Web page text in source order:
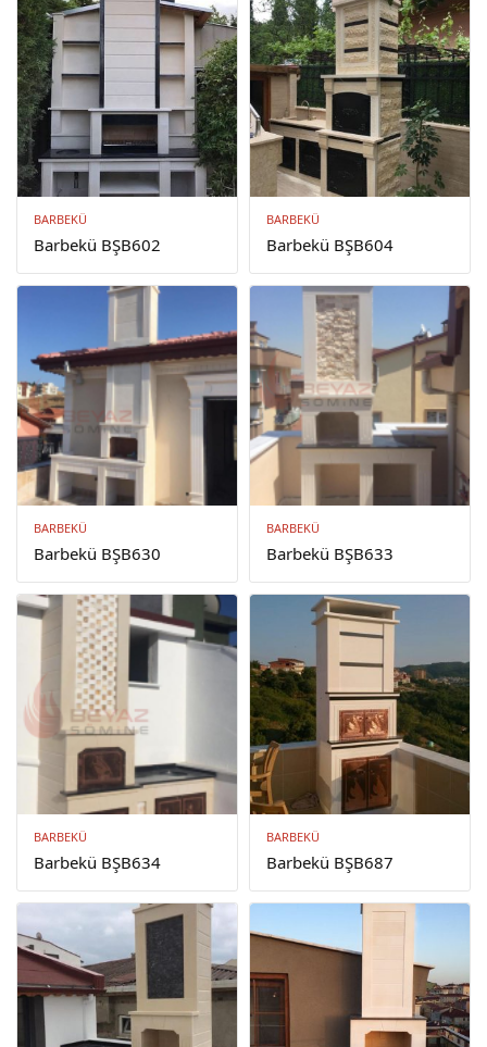
BARBEKÜ
Barbekü BŞB602
BARBEKÜ
Barbekü BŞB604
BARBEKÜ
Barbekü BŞB630
BARBEKÜ
Barbekü BŞB633
BARBEKÜ
Barbekü BŞB634
BARBEKÜ
Barbekü BŞB687